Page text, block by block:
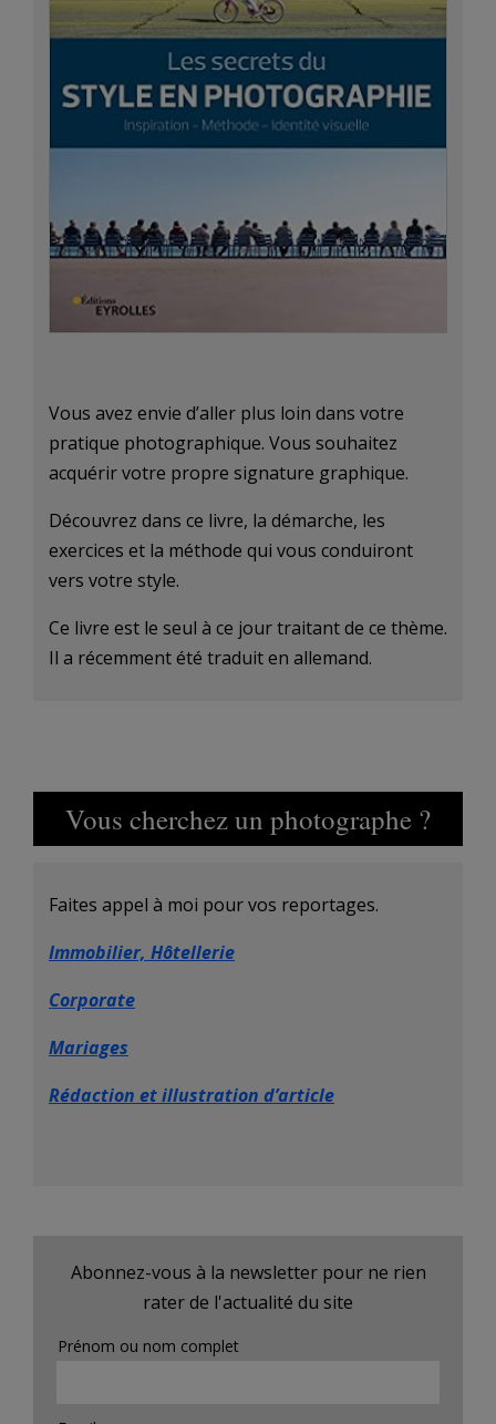
Vous avez envie d’aller plus loin dans votre
pratique photographique. Vous souhaitez
acquérir votre propre signature graphique.
Découvrez dans ce livre, la démarche, les
exercices et la méthode qui vous conduiront
vers votre style.
Ce livre est le seul à ce jour traitant de ce thème.
Il a récemment été traduit en allemand.
Vous cherchez un photographe ?
Faites appel à moi pour vos reportages.
Immobilier, Hôtellerie
Corporate
Mariages
Rédaction et illustration d’article
Abonnez-vous à la newsletter pour ne rien
rater de l'actualité du site
Prénom ou nom complet